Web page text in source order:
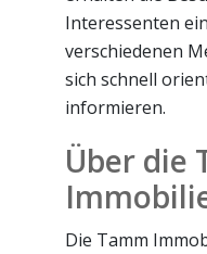
Interessenten
verschiedenen
sich schnell
informieren.
Über die
Die Tamm